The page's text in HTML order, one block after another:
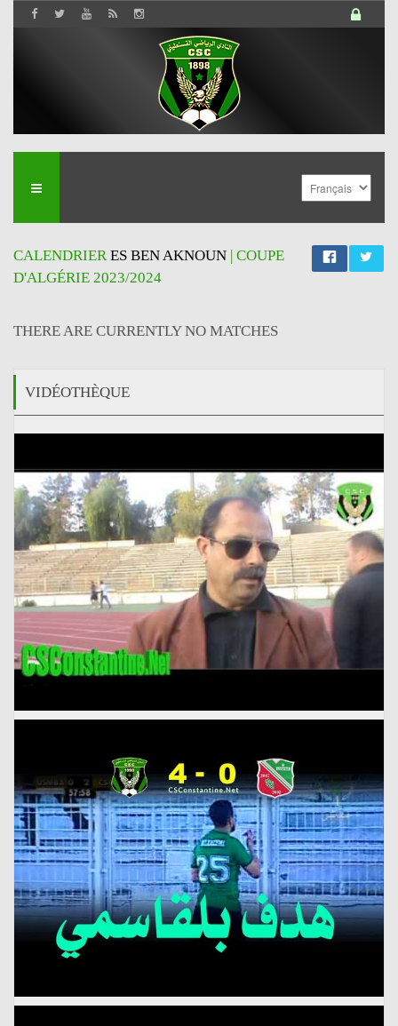
CALENDRIERES BEN AKNOUN | COUPE
D'ALGÉRIE 2023/2024
THERE ARE CURRENTLY NO MATCHES
VIDÉOTHÈQUE